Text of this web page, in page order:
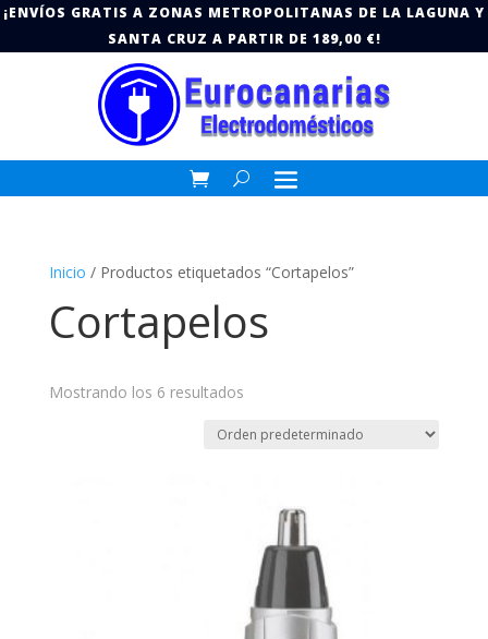
¡ENVÍOS GRATIS A ZONAS METROPOLITANAS DE LA LAGUNA Y
SANTA CRUZ A PARTIR DE 189,00 €!
Inicio / Productos etiquetados “Cortapelos”
Cortapelos
Mostrando los 6 resultados